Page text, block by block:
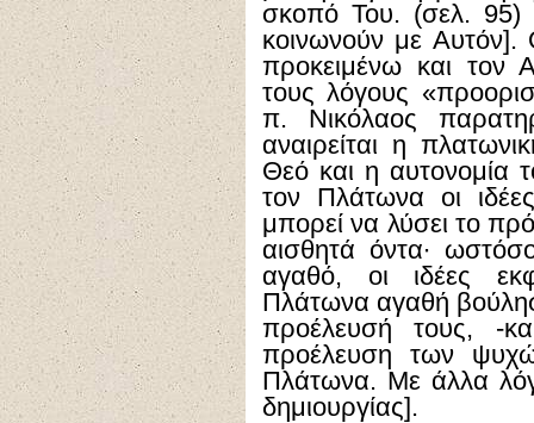
σκοπό Του. (σελ. 95)
κοινωνούν με Αυτόν].
προκειμένω και τον
τους λόγους
π. Νικόλαος
αναιρείται η
Θεό και η αυτονομία
τον Πλάτωνα οι
μπορεί να λύσει το
αισθητά όντα∙
αγαθό, οι ιδέες
Πλάτωνα αγαθή
προέλευσή τους, -
προέλευση των
Πλάτωνα. Με άλλα
δημιουργίας].